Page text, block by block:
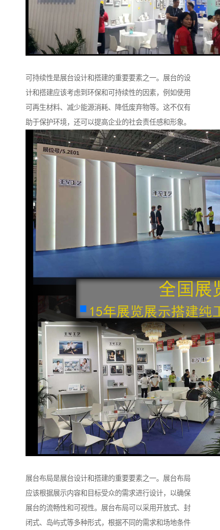
可持续性是展台设计和搭建的重要要素之一。展台的设
计和搭建应该考虑到环保和可持续性的因素，例如使用
可再生材料、减少能源消耗、降低废弃物等。这不仅有
助于保护环境，还可以提高企业的社会责任感和形象。
展台布局是展台设计和搭建的重要要素之一。展台布局
应该根据展示内容和目标受众的需求进行设计，以确保
展台的流畅性和可视性。展台布局可以采用开放式、封
闭式、岛屿式等多种形式，根据不同的需求和场地条件